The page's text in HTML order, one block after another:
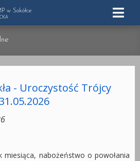
w Sokółce
- Uroczystość Trójcy
miesiąca, nabożeństwo o powołania